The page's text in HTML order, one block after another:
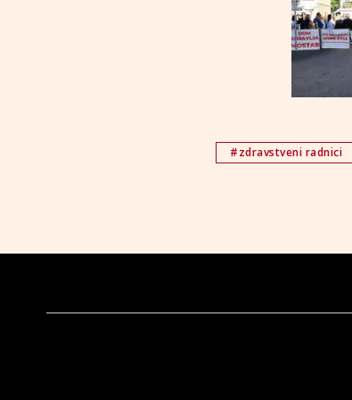
#zdravstveni radnici